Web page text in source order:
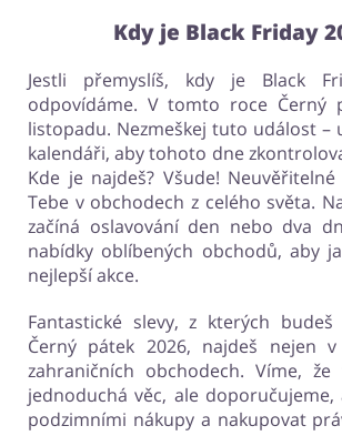
Erotika
Auto
Kdy je Black Friday
Jestli přemyslíš, kdy je Black
odpovídáme. V tomto roce Černý
listopadu. Nezmeškej tuto událost –
kalendáři, aby tohoto dne
Kde je najdeš? Všude!
Tebe v obchodech z celého světa.
začíná oslavování den nebo dva
nabídky oblíbených obchodů, aby
nejlepší akce.
Fantastické slevy, z kterých
Černý pátek 2026, najdeš nejen
zahraničních obchodech. Víme,
jednoduchá věc, ale doporučujeme,
podzimními nákupy a nakupovat